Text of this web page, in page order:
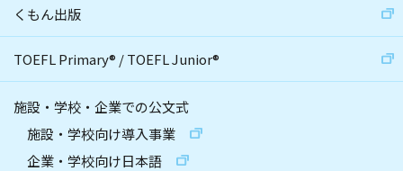
くもん出版
TOEFL Primary® /TOEFL Junior®
施設・学校・企業での公文式
施設・学校向け導入事業
企業・学校向け日本語